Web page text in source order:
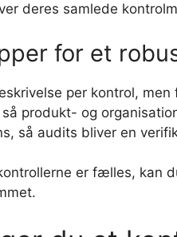
deres samlede
for et
per kontrol,
produkt- og
så audits bliver en
er fælles, kan